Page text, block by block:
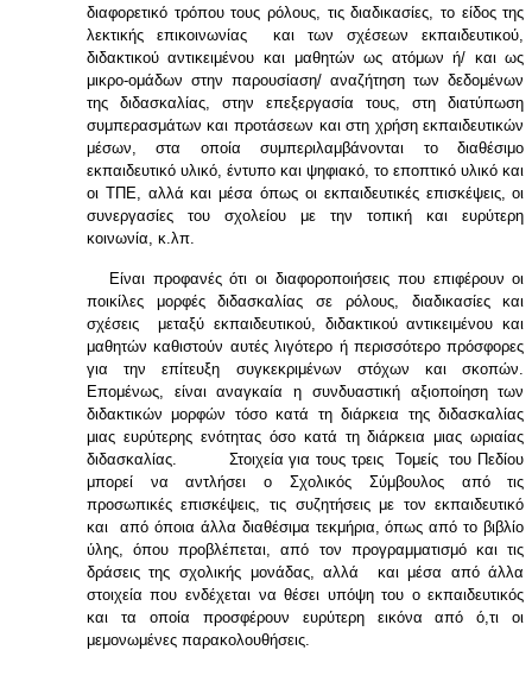
διαφορετικό τρόπου τους ρόλους, τις διαδικασίες, το είδος της
λεκτικής επικοινωνίας και των σχέσεων εκπαιδευτικού,
διδακτικού αντικειμένου και μαθητών ως ατόμων ή/ και ως
μικρο-ομάδων στην παρουσίαση/ αναζήτηση των δεδομένων
της διδασκαλίας, στην επεξεργασία τους, στη διατύπωση
συμπερασμάτων και προτάσεων και στη χρήση εκπαιδευτικών
μέσων, στα οποία συμπεριλαμβάνονται το διαθέσιμο
εκπαιδευτικό υλικό, έντυπο και ψηφιακό, το εποπτικό υλικό και
οι ΤΠΕ, αλλά και μέσα όπως οι εκπαιδευτικές επισκέψεις, οι
συνεργασίες του σχολείου με την τοπική και ευρύτερη
κοινωνία, κ.λπ.
Είναι προφανές ότι οι διαφοροποιήσεις που επιφέρουν οι
ποικίλες μορφές διδασκαλίας σε ρόλους, διαδικασίες και
σχέσεις μεταξύ εκπαιδευτικού, διδακτικού αντικειμένου και
μαθητών καθιστούν αυτές λιγότερο ή περισσότερο πρόσφορες
για την επίτευξη συγκεκριμένων στόχων και σκοπών.
Επομένως, είναι αναγκαία η συνδυαστική αξιοποίηση των
διδακτικών μορφών τόσο κατά τη διάρκεια της διδασκαλίας
μιας ευρύτερης ενότητας όσο κατά τη διάρκεια μιας ωριαίας
διδασκαλίας. Στοιχεία για τους τρεις Τομείς του Πεδίου
μπορεί να αντλήσει ο Σχολικός Σύμβουλος από τις
προσωπικές επισκέψεις, τις συζητήσεις με τον εκπαιδευτικό
και από όποια άλλα διαθέσιμα τεκμήρια, όπως από το βιβλίο
ύλης, όπου προβλέπεται, από τον προγραμματισμό και τις
δράσεις της σχολικής μονάδας, αλλά και μέσα από άλλα
στοιχεία που ενδέχεται να θέσει υπόψη του ο εκπαιδευτικός
και τα οποία προσφέρουν ευρύτερη εικόνα από ό,τι οι
μεμονωμένες παρακολουθήσεις.